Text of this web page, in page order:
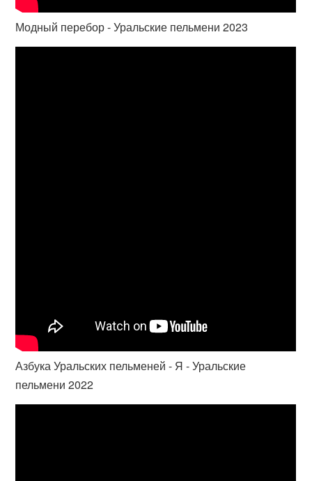
Модный перебор - Уральские пельмени 2023
Азбука Уральских пельменей - Я - Уральские
пельмени 2022